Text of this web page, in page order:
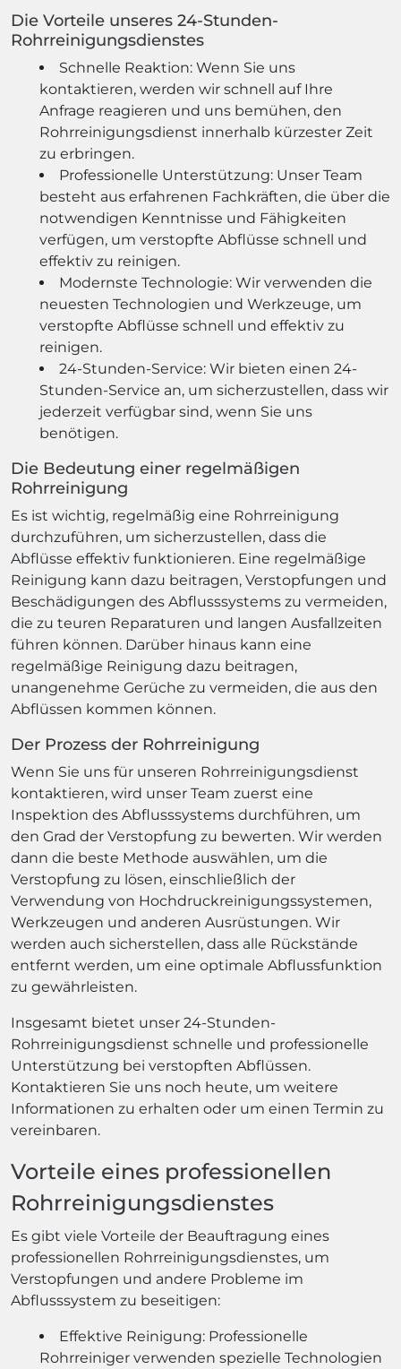
Die Vorteile unseres 24-Stunden-
Rohrreinigungsdienstes
Schnelle Reaktion: Wenn Sie uns
kontaktieren, werden wir schnell auf Ihre
Anfrage reagieren und uns bemühen, den
Rohrreinigungsdienst innerhalb kürzester Zeit
zu erbringen.
Professionelle Unterstützung: Unser Team
besteht aus erfahrenen Fachkräften, die über die
notwendigen Kenntnisse und Fähigkeiten
verfügen, um verstopfte Abflüsse schnell und
effektiv zu reinigen.
Modernste Technologie: Wir verwenden die
neuesten Technologien und Werkzeuge, um
verstopfte Abflüsse schnell und effektiv zu
reinigen.
24-Stunden-Service: Wir bieten einen 24-
Stunden-Service an, um sicherzustellen, dass wir
jederzeit verfügbar sind, wenn Sie uns
benötigen.
Die Bedeutung einer regelmäßigen
Rohrreinigung
Es ist wichtig, regelmäßig eine Rohrreinigung
durchzuführen, um sicherzustellen, dass die
Abflüsse effektiv funktionieren. Eine regelmäßige
Reinigung kann dazu beitragen, Verstopfungen und
Beschädigungen des Abflusssystems zu vermeiden,
die zu teuren Reparaturen und langen Ausfallzeiten
führen können. Darüber hinaus kann eine
regelmäßige Reinigung dazu beitragen,
unangenehme Gerüche zu vermeiden, die aus den
Abflüssen kommen können.
Der Prozess der Rohrreinigung
Wenn Sie uns für unseren Rohrreinigungsdienst
kontaktieren, wird unser Team zuerst eine
Inspektion des Abflusssystems durchführen, um
den Grad der Verstopfung zu bewerten. Wir werden
dann die beste Methode auswählen, um die
Verstopfung zu lösen, einschließlich der
Verwendung von Hochdruckreinigungssystemen,
Werkzeugen und anderen Ausrüstungen. Wir
werden auch sicherstellen, dass alle Rückstände
entfernt werden, um eine optimale Abflussfunktion
zu gewährleisten.
Insgesamt bietet unser 24-Stunden-
Rohrreinigungsdienst schnelle und professionelle
Unterstützung bei verstopften Abflüssen.
Kontaktieren Sie uns noch heute, um weitere
Informationen zu erhalten oder um einen Termin zu
vereinbaren.
Vorteile eines professionellen
Rohrreinigungsdienstes
Es gibt viele Vorteile der Beauftragung eines
professionellen Rohrreinigungsdienstes, um
Verstopfungen und andere Probleme im
Abflusssystem zu beseitigen:
Effektive Reinigung: Professionelle
Rohrreiniger verwenden spezielle Technologien